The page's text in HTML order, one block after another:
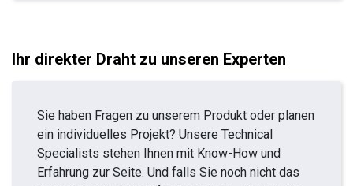
Ihr direkter Draht zu unseren Experten
Sie haben Fragen zu unserem Produkt oder planen
ein individuelles Projekt? Unsere Technical
Specialists stehen Ihnen mit Know-How und
Erfahrung zur Seite. Und falls Sie noch nicht das